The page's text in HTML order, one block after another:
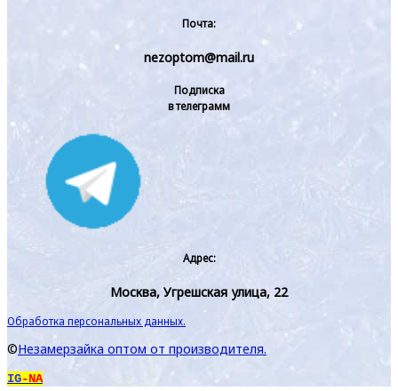
Почта:
nezoptom@mail.ru
Подписка
в телеграмм
Адрес:
Москва, Угрешская улица, 22
Обработка персональных данных.
©Незамерзайка оптом от производителя.
IG-NA